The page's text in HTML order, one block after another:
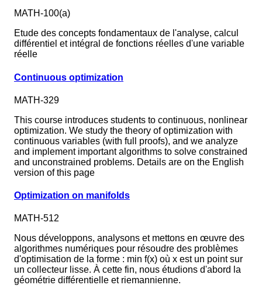
MATH-100(a)
Etude des concepts fondamentaux de l'analyse, calcul
différentiel et intégral de fonctions réelles d'une variable
réelle
Continuous optimization
MATH-329
This course introduces students to continuous, nonlinear
optimization. We study the theory of optimization with
continuous variables (with full proofs), and we analyze
and implement important algorithms to solve constrained
and unconstrained problems. Details are on the English
version of this page
Optimization on manifolds
MATH-512
Nous développons, analysons et mettons en œuvre des
algorithmes numériques pour résoudre des problèmes
d'optimisation de la forme : min f(x) où x est un point sur
un collecteur lisse. À cette fin, nous étudions d'abord la
géométrie différentielle et riemannienne.